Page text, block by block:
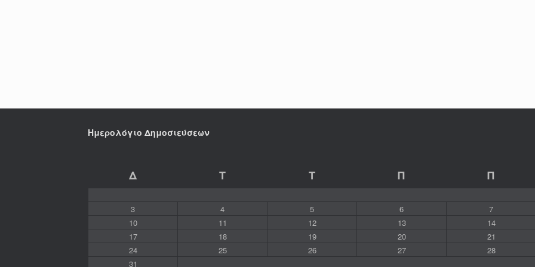
Ημερολόγιο Δημοσιεύσεων
Δ Τ Τ Π Π
3
4 5 6 7
10
11 12 13 14
17
18 19 20 21
24
25 26 27 28
31